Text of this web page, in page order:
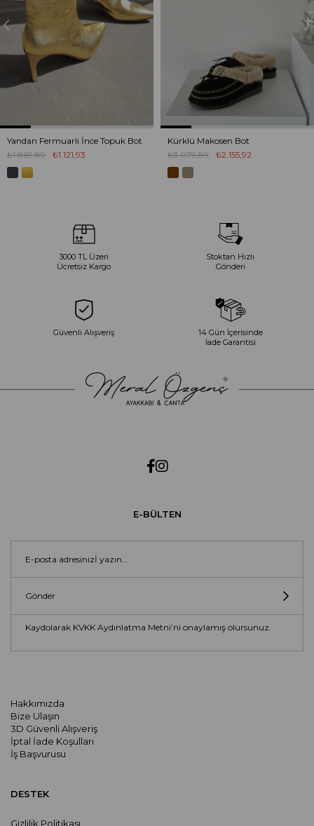
Yandan Fermuarlı İnce Topuk Bot
₺1.121,93
₺1.869,89
Kürklü Makosen Bot
₺2.155,92
₺3.079,89
3000 TL Üzeri
Ücretsiz Kargo
Stoktan Hızlı
Gönderi
Güvenli Alışveriş
14 Gün İçerisinde
İade Garantisi
Hakkımızda
Bize Ulaşın
3D Güvenli Alışveriş
İptal İade Koşulları
İş Başvurusu
E-BÜLTEN
Gönder
Kaydolarak KVKK Aydınlatma Metni’ni onaylamış olursunuz.
DESTEK
Gizlilik Politikası